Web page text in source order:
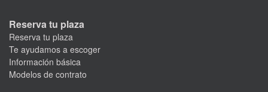
Reserva tu plaza
Reserva tu plaza
Te ayudamos a escoger
Información básica
Modelos de contrato